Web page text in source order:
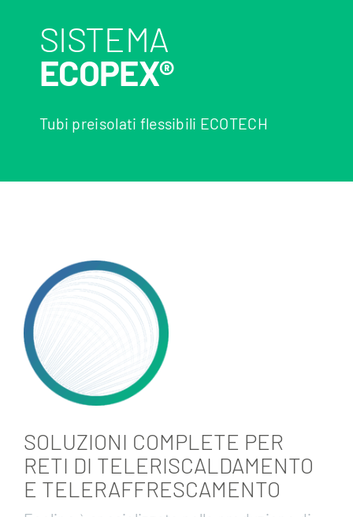
SISTEMA
ECOPEX®
Tubi preisolati flessibili ECOTECH
SOLUZIONI COMPLETE PER
RETI DI TELERISCALDAMENTO
E TELERAFFRESCAMENTO